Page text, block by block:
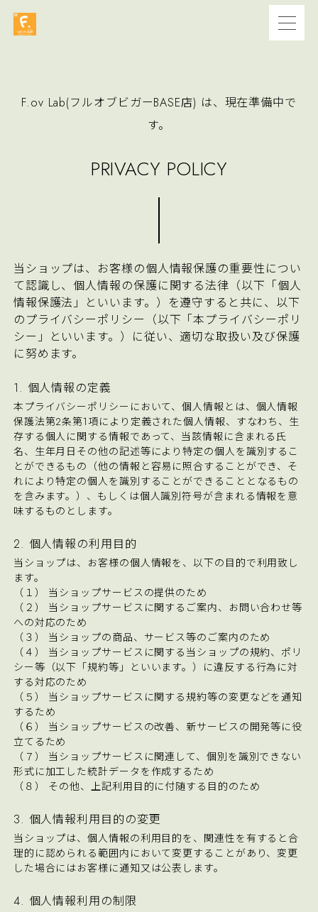
F.ov Lab(フルオブビガーBASE店) は、現在準備中で
す。
PRIVACY POLICY
当ショップは、お客様の個人情報保護の重要性につい
て認識し、個人情報の保護に関する法律（以下「個人
情報保護法」といいます。）を遵守すると共に、以下
のプライバシーポリシー（以下「本プライバシーポリ
シー」といいます。）に従い、適切な取扱い及び保護
に努めます。
1. 個人情報の定義
本プライバシーポリシーにおいて、個人情報とは、個人情報
保護法第2条第1項により定義された個人情報、すなわち、生
存する個人に関する情報であって、当該情報に含まれる氏
名、生年月日その他の記述等により特定の個人を識別するこ
とができるもの（他の情報と容易に照合することができ、そ
れにより特定の個人を識別することができることとなるもの
を含みます。）、もしくは個人識別符号が含まれる情報を意
味するものとします。
2. 個人情報の利用目的
当ショップは、お客様の個人情報を、以下の目的で利用致し
ます。
（１） 当ショップサービスの提供のため
（２） 当ショップサービスに関するご案内、お問い合わせ等
への対応のため
（３） 当ショップの商品、サービス等のご案内のため
（４） 当ショップサービスに関する当ショップの規約、ポリ
シー等（以下「規約等」といいます。）に違反する行為に対
する対応のため
（５） 当ショップサービスに関する規約等の変更などを通知
するため
（６） 当ショップサービスの改善、新サービスの開発等に役
立てるため
（７） 当ショップサービスに関連して、個別を識別できない
形式に加工した統計データを作成するため
（８） その他、上記利用目的に付随する目的のため
3. 個人情報利用目的の変更
当ショップは、個人情報の利用目的を、関連性を有すると合
理的に認められる範囲内において変更することがあり、変更
した場合にはお客様に通知又は公表します。
4. 個人情報利用の制限